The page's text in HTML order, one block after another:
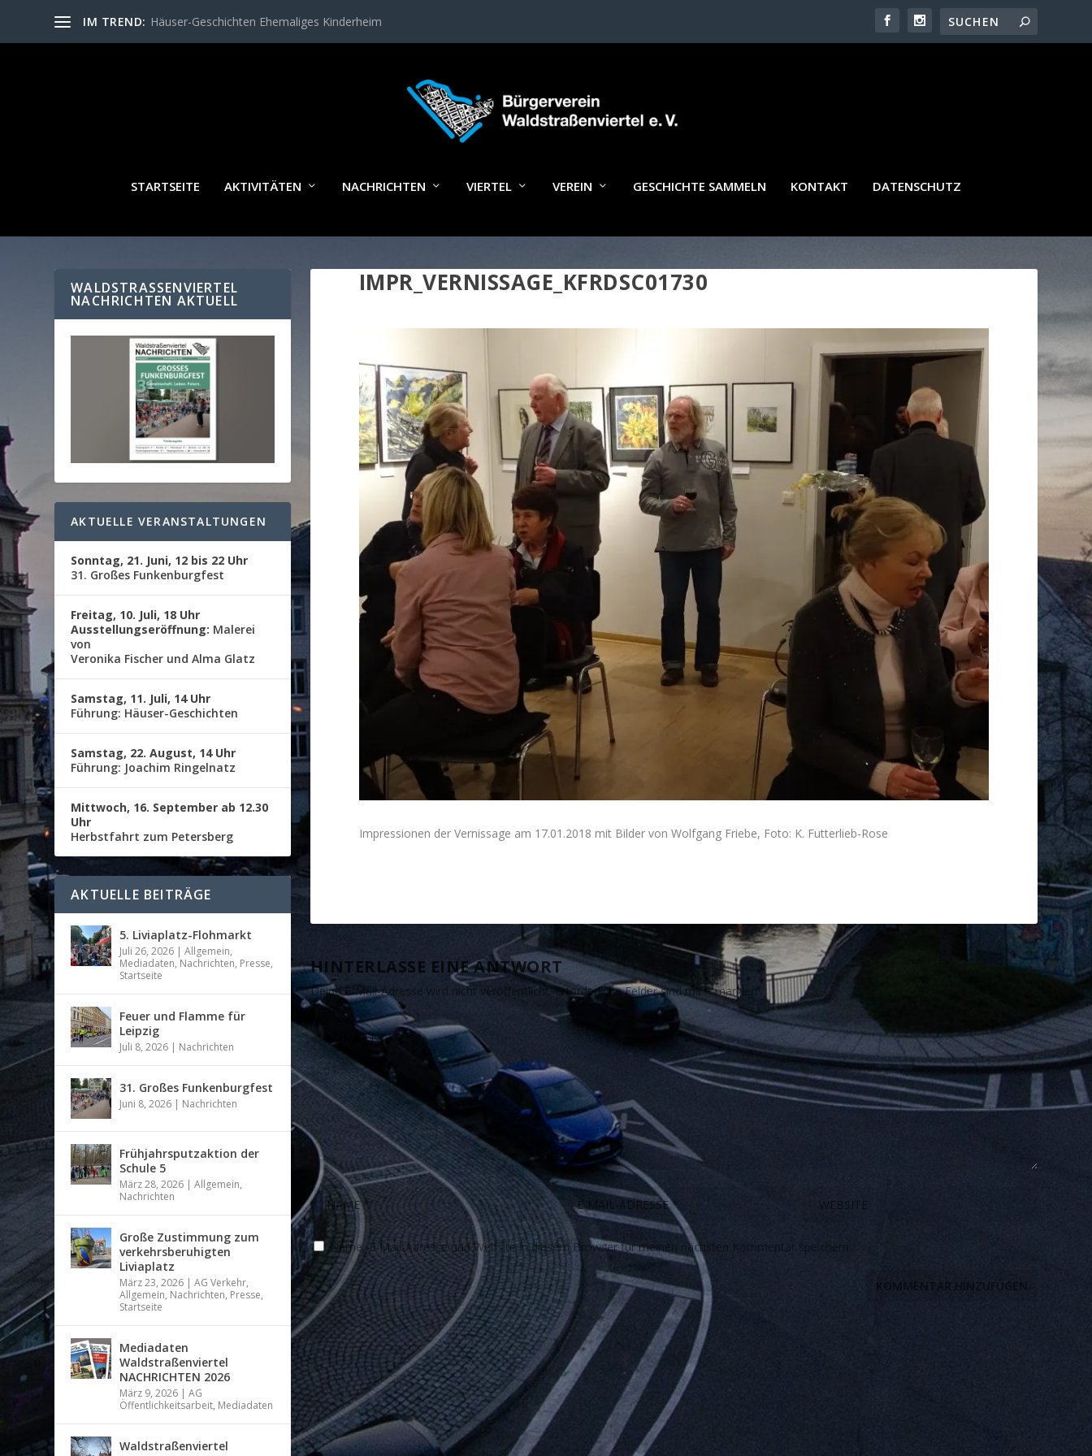
IM TREND: Häuser-Geschichten Ehemaliges Kinderheim
STARTSEITE AKTIVITÄTEN NACHRICHTEN VIERTEL VEREIN GESCHICHTE SAMMELN KONTAKT DATENSCHUTZ
IMPR_VERNISSAGE_KFRDSC01730
Impressionen der Vernissage am 17.01.2018 mit Bilder von Wolfgang Friebe, Foto: K. Futterlieb-Rose
HINTERLASSE EINE ANTWORT
Deine E-Mail-Adresse wird nicht veröffentlicht. Erforderliche Felder sind mit*markiert
Name, E-Mail-Adresse und Website in diesem Browser für meinen nächsten Kommentar speichern.
WALDSTRASSENVIERTEL N
ACHRICHTEN AKTUELL
AKTUELLE VERANSTALTUNGEN
Sonntag, 21. Juni, 12 bis 22 Uhr
31. Großes Funkenburgfest
Freitag, 10. Juli, 18 Uhr
Ausstellungseröffnung: Malerei
von
Veronika Fischer und Alma Glatz
Samstag, 11. Juli, 14 Uhr
Führung: Häuser-Geschichten
Samstag, 22. August, 14 Uhr
Führung: Joachim Ringelnatz
Mittwoch, 16. September ab 12.30
Uhr
Herbstfahrt zum Petersberg
AKTUELLE BEITRÄGE
5. Liviaplatz-Flohmarkt
Juli 26, 2026 |Allgemein,
Mediadaten, Nachrichten, Presse,
Startseite
Feuer und Flamme für
Leipzig
Juli 8, 2026 | Nachrichten
31. Großes Funkenburgfest
Juni 8, 2026 | Nachrichten
Frühjahrsputzaktion der
Schule 5
März 28, 2026 |Allgemein,
Nachrichten
Große Zustimmung zum
verkehrsberuhigten
Liviaplatz
März 23, 2026 |AG Verkehr,
Allgemein, Nachrichten, Presse,
Startseite
Mediadaten
Waldstraßenviertel
NACHRICHTEN 2026
März 9, 2026 |AG
Öffentlichkeitsarbeit, Mediadaten
Waldstraßenviertel